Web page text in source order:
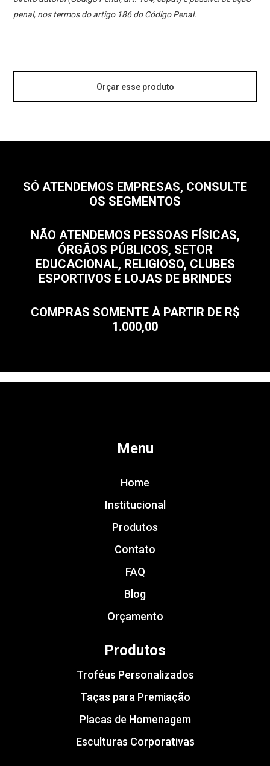
penal, nos termos do artigo 186 do Código Penal.
Orçar esse produto
SÓ ATENDEMOS EMPRESAS, CONSULTE
OS SEGMENTOS
NÃO ATENDEMOS PESSOAS FÍSICAS,
ÓRGÃOS PÚBLICOS, SETOR
EDUCACIONAL, RELIGIOSO, CLUBES
ESPORTIVOS E LOJAS DE BRINDES
COMPRAS SOMENTE À PARTIR DE R$
1.000,00
Menu
Home
Institucional
Produtos
Contato
FAQ
Blog
Orçamento
Produtos
Troféus Personalizados
Taças para Premiação
Placas de Homenagem
Esculturas Corporativas